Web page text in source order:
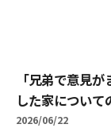
「兄弟で意見
した家について
2026/06/22